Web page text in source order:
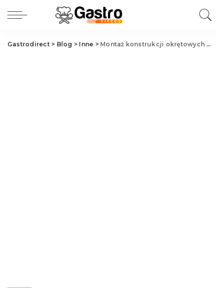
Gastrodirect> Blog > Inne > Montaż konstrukcji okrętowych w Skandynawii